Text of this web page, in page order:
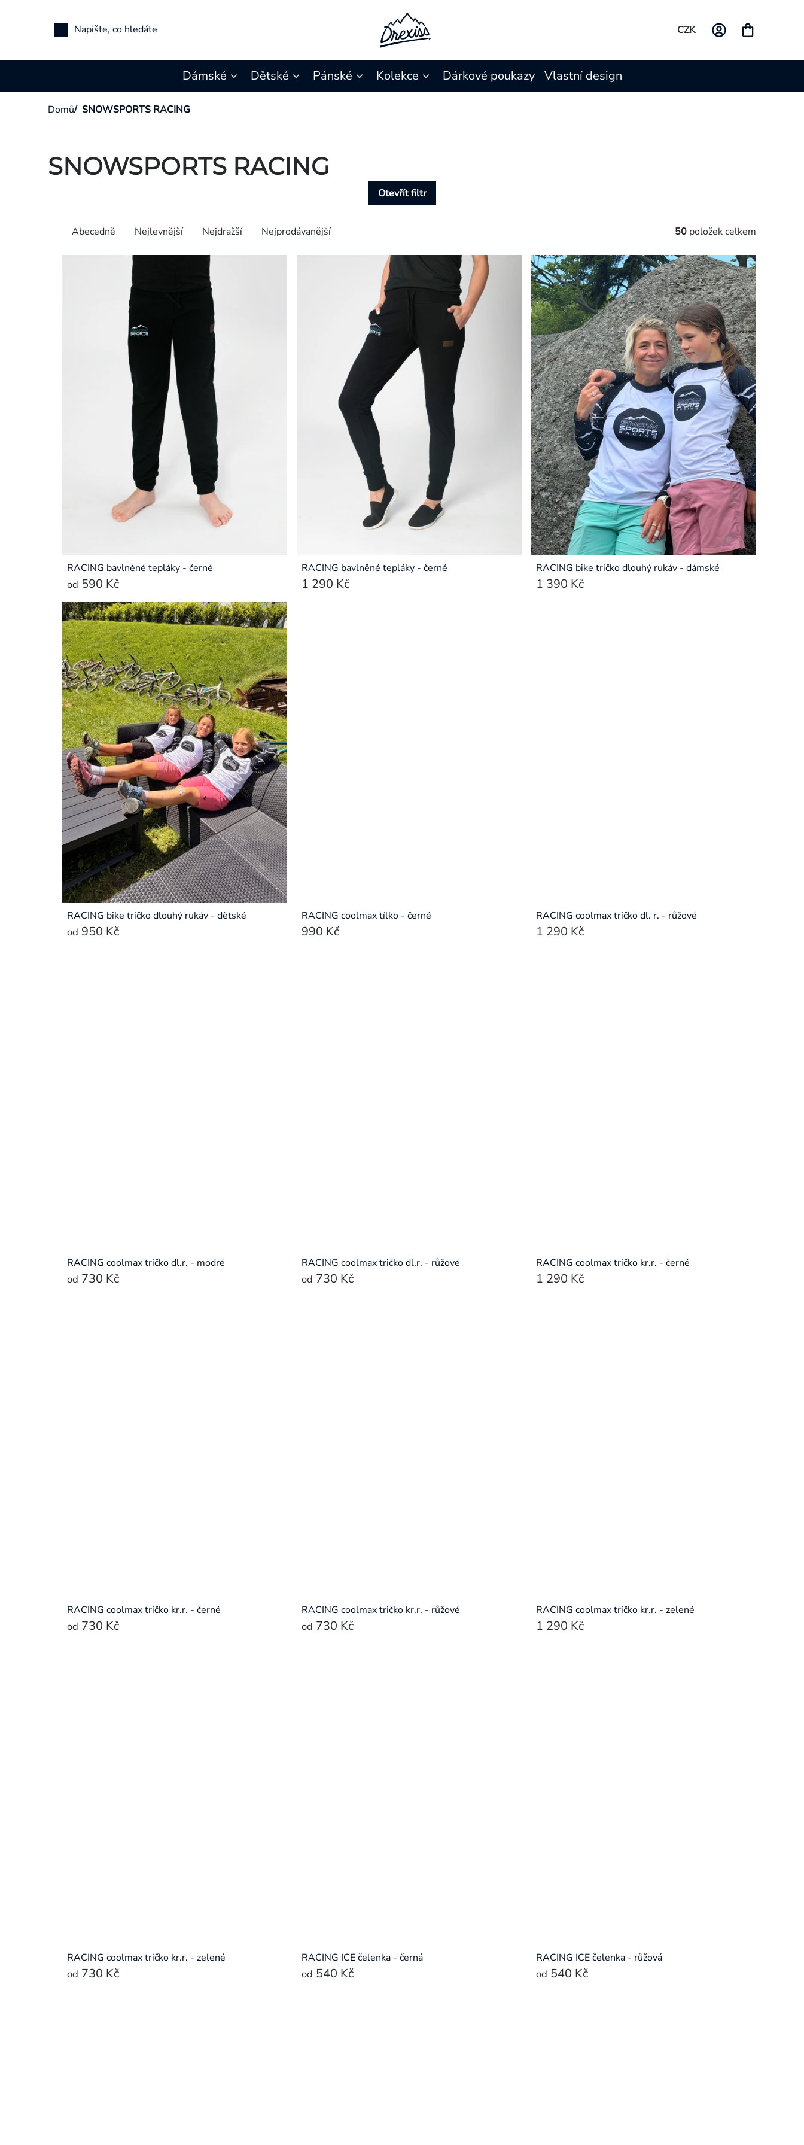
CZK
Dámské Dětské Pánské Kolekce Dárkové poukazy Vlastní design
Domů/ SNOWSPORTS RACING
SNOWSPORTS RACING
Řazení
produktů
Abecedně Nejlevnější Nejdražší Nejprodávanější 50 položek celkem
Otevřít filtr
produktů
RACING bavlněné tepláky - černé
od 590 Kč
RACING bavlněné tepláky - černé
1 290 Kč
RACING bike tričko dlouhý rukáv - dámské
1 390 Kč
RACING bike tričko dlouhý rukáv - dětské
od 950 Kč
RACING coolmax tílko - černé
990 Kč
RACING coolmax tričko dl. r. - růžové
1 290 Kč
RACING coolmax tričko dl.r. - modré
od 730 Kč
RACING coolmax tričko dl.r. - růžové
od 730 Kč
RACING coolmax tričko kr.r. - černé
1 290 Kč
RACING coolmax tričko kr.r. - černé
od 730 Kč
RACING coolmax tričko kr.r. - růžové
od 730 Kč
RACING coolmax tričko kr.r. - zelené
1 290 Kč
RACING coolmax tričko kr.r. - zelené
od 730 Kč
RACING ICE čelenka - černá
od 540 Kč
RACING ICE čelenka - růžová
od 540 Kč